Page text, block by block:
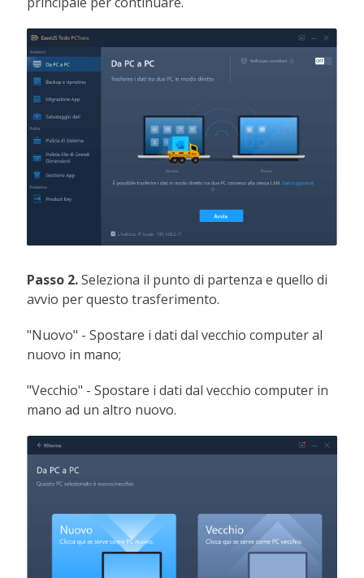
Passo 2.Seleziona il punto di partenza e quello di
avvio per questo trasferimento.
"Nuovo" - Spostare i dati dal vecchio computer al
nuovo in mano;
"Vecchio" - Spostare i dati dal vecchio computer in
mano ad un altro nuovo.